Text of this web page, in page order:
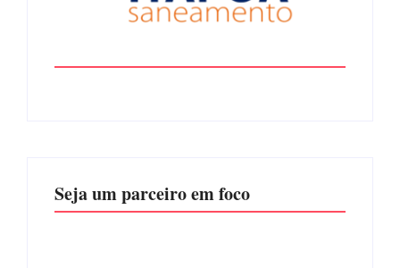
Seja um parceiro em foco